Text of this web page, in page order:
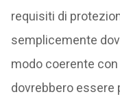
requisiti di
semplicemente
modo coerente con
dovrebbero essere